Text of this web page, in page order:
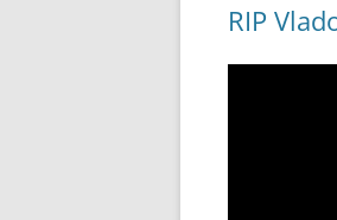
RIP